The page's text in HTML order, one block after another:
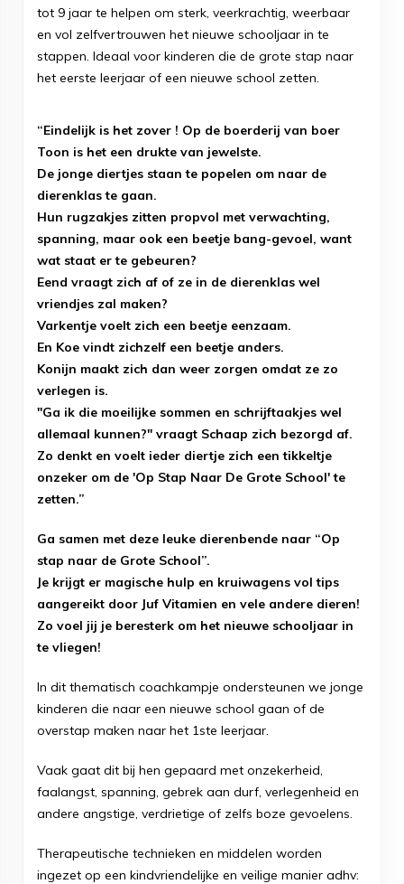
tot 9 jaar te helpen om sterk, veerkrachtig, weerbaar
en vol zelfvertrouwen het nieuwe schooljaar in te
stappen. Ideaal voor kinderen die de grote stap naar
het eerste leerjaar of een nieuwe school zetten.
“Eindelijk is het zover ! Op de boerderij van boer
Toon is het een drukte van jewelste.
De jonge diertjes staan te popelen om naar de
dierenklas te gaan.
Hun rugzakjes zitten propvol met verwachting,
spanning, maar ook een beetje bang-gevoel, want
wat staat er te gebeuren?
Eend vraagt zich af of ze in de dierenklas wel
vriendjes zal maken?
Varkentje voelt zich een beetje eenzaam.
En Koe vindt zichzelf een beetje anders.
Konijn maakt zich dan weer zorgen omdat ze zo
verlegen is.
"Ga ik die moeilijke sommen en schrijftaakjes wel
allemaal kunnen?" vraagt Schaap zich bezorgd af.
Zo denkt en voelt ieder diertje zich een tikkeltje
onzeker om de 'Op Stap Naar De Grote School' te
zetten.”
Ga samen met deze leuke dierenbende naar “Op
stap naar de Grote School”.
Je krijgt er magische hulp en kruiwagens vol tips
aangereikt door Juf Vitamien en vele andere dieren!
Zo voel jij je beresterk om het nieuwe schooljaar in
te vliegen!
In dit thematisch coachkampje ondersteunen we jonge
kinderen die naar een nieuwe school gaan of de
overstap maken naar het 1ste leerjaar.
Vaak gaat dit bij hen gepaard met onzekerheid,
faalangst, spanning, gebrek aan durf, verlegenheid en
andere angstige, verdrietige of zelfs boze gevoelens.
Therapeutische technieken en middelen worden
ingezet op een kindvriendelijke en veilige manier adhv: